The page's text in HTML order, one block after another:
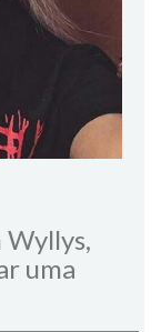
Wyllys,
uma